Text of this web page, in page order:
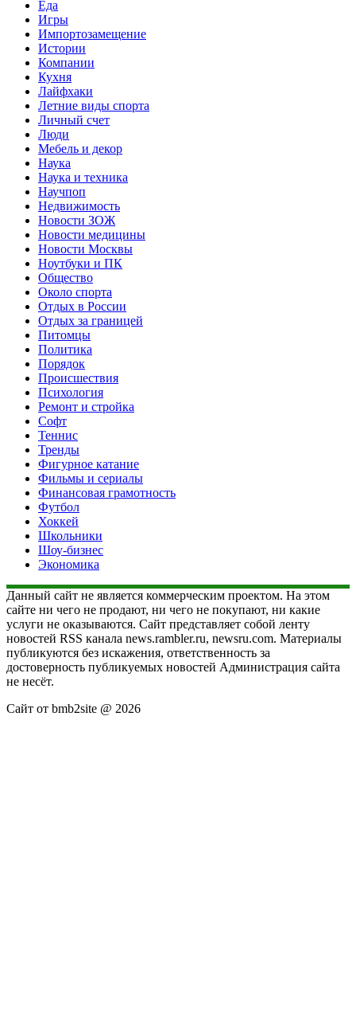
Еда
Игры
Импортозамещение
Истории
Компании
Кухня
Лайфхаки
Летние виды спорта
Личный счет
Люди
Мебель и декор
Наука
Наука и техника
Научпоп
Недвижимость
Новости ЗОЖ
Новости медицины
Новости Москвы
Ноутбуки и ПК
Общество
Около спорта
Отдых в России
Отдых за границей
Питомцы
Политика
Порядок
Происшествия
Психология
Ремонт и стройка
Софт
Теннис
Тренды
Фигурное катание
Фильмы и сериалы
Финансовая грамотность
Футбол
Хоккей
Школьники
Шоу-бизнес
Экономика
Данный сайт не является коммерческим проектом. На этом
сайте ни чего не продают, ни чего не покупают, ни какие
услуги не оказываются. Сайт представляет собой ленту
новостей RSS канала news.rambler.ru, newsru.com. Материалы
публикуются без искажения, ответственность за
достоверность публикуемых новостей Администрация сайта
не несёт.
Сайт от bmb2site @ 2026